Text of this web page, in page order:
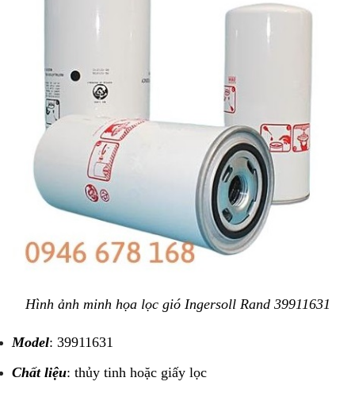
Hình ảnh minh họa lọc gió Ingersoll Rand 39911631
Model: 39911631
Chất liệu: thủy tinh hoặc giấy lọc